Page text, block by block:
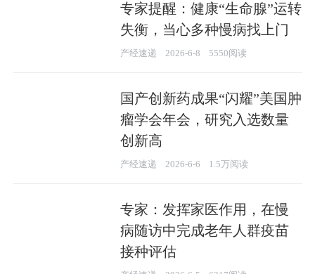
专家提醒：健康“生命腺”运转
失衡，当心多种慢病找上门
产经速递 2026-6-8 5550阅读
国产创新药成果“闪耀”美国肿
瘤学会年会，研究入选数量
创新高
产经速递 2026-6-6 1.5万阅读
专家：发挥家医作用，在慢
病随访中完成老年人群疫苗
接种评估